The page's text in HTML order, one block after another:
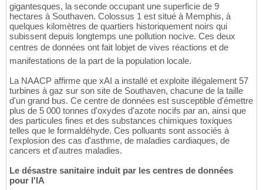
gigantesques, la seconde occupant une superficie de 9
hectares à Southaven. Colossus 1 est situé à Memphis, à
quelques kilomètres de quartiers historiquement noirs qui
subissent depuis longtemps une pollution nocive. Ces deux
centres de données ont fait lobjet de vives réactions et de
manifestations de la part de la population locale.
La NAACP affirme que xAI a installé et exploite illégalement 57
turbines à gaz sur son site de Southaven, chacune de la taille
d'un grand bus. Ce centre de données est susceptible d'émettre
plus de 5 000 tonnes d'oxydes d'azote nocifs par an, ainsi que
des particules fines et des substances chimiques toxiques
telles que le formaldéhyde. Ces polluants sont associés à
l'explosion des cas d'asthme, de maladies cardiaques, de
cancers et d'autres maladies.
Le désastre sanitaire induit par les centres de données
pour l'IA